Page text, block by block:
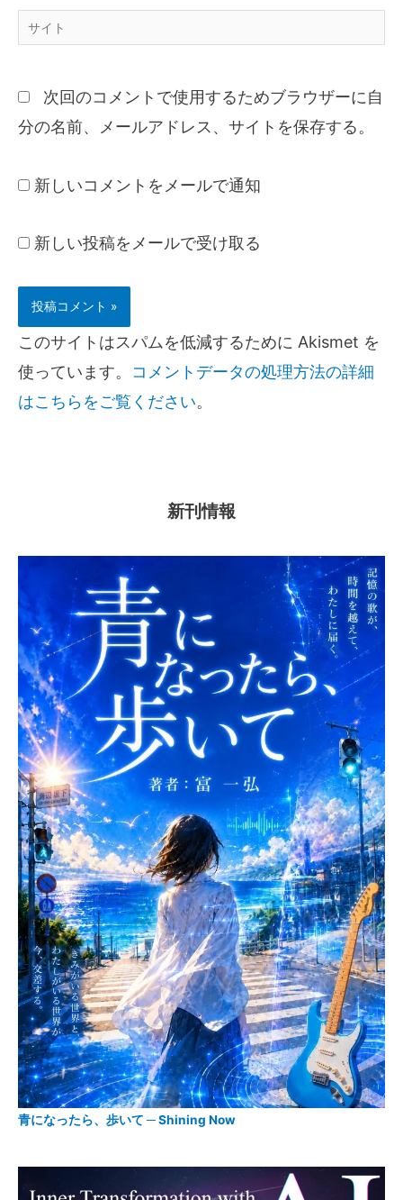
次回のコメントで使用するためブラウザーに自
分の名前、メールアドレス、サイトを保存する。
新しいコメントをメールで通知
新しい投稿をメールで受け取る
このサイトはスパムを低減するために Akismet を
使っています。 コメントデータの処理方法の詳細
はこちらをご覧ください。
新刊情報
青になったら、歩いて ─ Shining Now